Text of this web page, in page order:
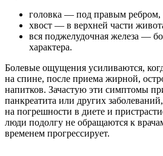
головка — под правым ребром,
хвост — в верхней части
вся поджелудочная железа —
характера.
Болевые ощущения усиливаются,
на спине, после приема жирной,
напитков. Зачастую эти симптомы
панкреатита или других
на погрешности в диете и
люди подолгу не обращаются к
временем прогрессирует.